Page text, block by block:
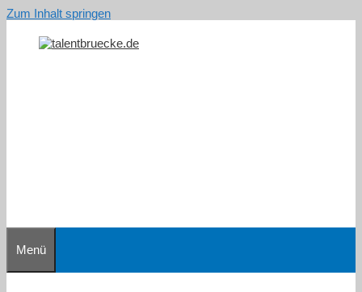
Zum Inhalt springen
Menü